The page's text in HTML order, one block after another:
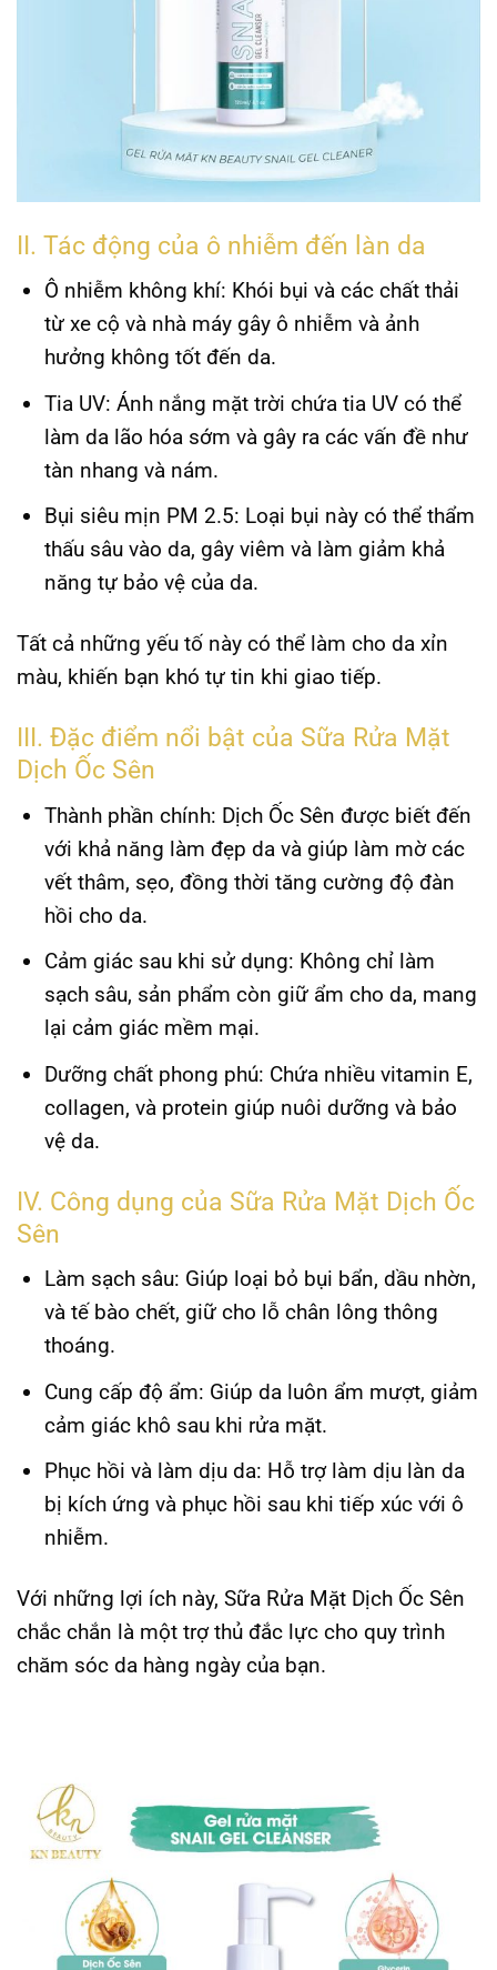
II. Tác động của ô nhiễm đến làn da
Ô nhiễm không khí: Khói bụi và các chất thải
từ xe cộ và nhà máy gây ô nhiễm và ảnh
hưởng không tốt đến da.
Tia UV: Ánh nắng mặt trời chứa tia UV có thể
làm da lão hóa sớm và gây ra các vấn đề như
tàn nhang và nám.
Bụi siêu mịn PM 2.5: Loại bụi này có thể thẩm
thấu sâu vào da, gây viêm và làm giảm khả
năng tự bảo vệ của da.
Tất cả những yếu tố này có thể làm cho da xỉn
màu, khiến bạn khó tự tin khi giao tiếp.
III. Đặc điểm nổi bật của Sữa Rửa Mặt
Dịch Ốc Sên
Thành phần chính: Dịch Ốc Sên được biết đến
với khả năng làm đẹp da và giúp làm mờ các
vết thâm, sẹo, đồng thời tăng cường độ đàn
hồi cho da.
Cảm giác sau khi sử dụng: Không chỉ làm
sạch sâu, sản phẩm còn giữ ẩm cho da, mang
lại cảm giác mềm mại.
Dưỡng chất phong phú: Chứa nhiều vitamin E,
collagen, và protein giúp nuôi dưỡng và bảo
vệ da.
IV. Công dụng của Sữa Rửa Mặt Dịch Ốc
Sên
Làm sạch sâu: Giúp loại bỏ bụi bẩn, dầu nhờn,
và tế bào chết, giữ cho lỗ chân lông thông
thoáng.
Cung cấp độ ẩm: Giúp da luôn ẩm mượt, giảm
cảm giác khô sau khi rửa mặt.
Phục hồi và làm dịu da: Hỗ trợ làm dịu làn da
bị kích ứng và phục hồi sau khi tiếp xúc với ô
nhiễm.
Với những lợi ích này, Sữa Rửa Mặt Dịch Ốc Sên
chắc chắn là một trợ thủ đắc lực cho quy trình
chăm sóc da hàng ngày của bạn.